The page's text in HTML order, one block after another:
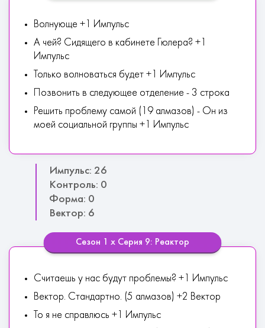
Волнующе +1 Импульс
А чей? Сидящего в кабинете Гюлера? +1
Импульс
Только волноваться будет +1 Импульс
Позвонить в следующее отделение - 3 строка
Решить проблему самой (19 алмазов) - Он из
моей социальной группы +1 Импульс
Импульс: 26
Контроль: 0
Форма: 0
Вектор: 6
Сезон 1 х Серия 9: Реактор
Считаешь у нас будут проблемы? +1 Импульс
Вектор. Стандартно. (5 алмазов) +2 Вектор
То я не справлюсь +1 Импульс